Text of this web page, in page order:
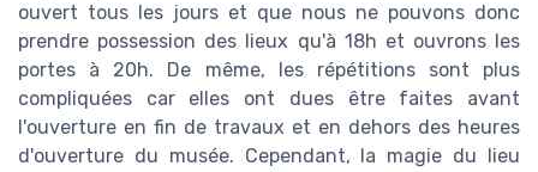
ouvert tous les jours et que nous ne pouvons donc
prendre possession des lieux qu'à 18h et ouvrons les
portes à 20h. De même, les répétitions sont plus
compliquées car elles ont dues être faites avant
l'ouverture en fin de travaux et en dehors des heures
d'ouverture du musée. Cependant, la magie du lieu